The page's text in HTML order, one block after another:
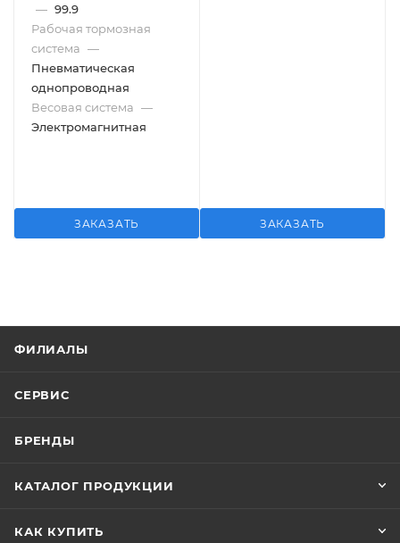
— 99.9
Рабочая тормозная
система —
Пневматическая
однопроводная
Весовая система —
Электромагнитная
ЗАКАЗАТЬ ЗАКАЗАТЬ
ФИЛИАЛЫ
СЕРВИС
БРЕНДЫ
КАТАЛОГ ПРОДУКЦИИ
КАК КУПИТЬ